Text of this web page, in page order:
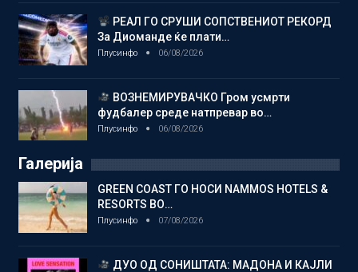
РЕАЛ ГО СРУШИ СОПСТВЕНИОТ РЕКОРД
За Диоманде ќе плати…
Плусинфо 06/08/2026
ВОЗНЕМИРУВАЧКО Гром усмрти
фудбалер среде натпревар во…
Плусинфо 06/08/2026
Галерија
GREEN COAST ГО НОСИ NAMMOS HOTELS &
RESORTS ВО…
Плусинфо 07/08/2026
ДУО ОД СОНИШТАТА: МАДОНА И КАЈЛИ